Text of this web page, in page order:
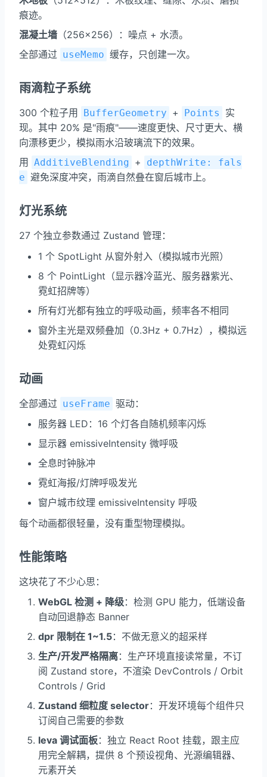
痕迹。
混凝土墙 （256×256）：噪点 + 水渍。
全部通过 useMemo 缓存，只创建一次。
雨滴粒子系统
300 个粒子用 BufferGeometry + Points
实
现。其中 20% 是"雨痕"——速度更快、尺寸更大、横
向漂移更少，模拟雨水沿玻璃流下的效果。
用 AdditiveBlending +
depthWrite: fals
e 避免深度冲突，雨滴自然叠在窗后城市上。
灯光系统
27 个独立参数通过 Zustand 管理：
1 个 SpotLight 从窗外射入（模拟城市光照）
8 个 PointLight（显示器冷蓝光、服务器紫光、
霓虹招牌等）
所有灯光都有独立的呼吸动画，频率各不相同
窗外主光是双频叠加（0.3Hz + 0.7Hz），模拟远
处霓虹闪烁
动画
全部通过 useFrame 驱动：
服务器 LED：16 个灯各自随机频率闪烁
显示器 emissiveIntensity 微呼吸
全息时钟脉冲
霓虹海报/灯牌呼吸发光
窗户城市纹理 emissiveIntensity 呼吸
每个动画都很轻量，没有重型物理模拟。
性能策略
这块花了不少心思：
WebGL 检测 + 降级：检测 GPU 能力，低端设备
自动回退静态 Banner
dpr 限制在 1~1.5：不做无意义的超采样
生产/开发严格隔离：生产环境直接读常量，不订
阅 Zustand store，不渲染 DevControls / Orbit
Controls / Grid
Zustand 细粒度 selector：开发环境每个组件只
订阅自己需要的参数
leva 调试面板：独立 React Root 挂载，跟主应
用完全解耦，提供 8 个预设视角、光源编辑器、
元素开关